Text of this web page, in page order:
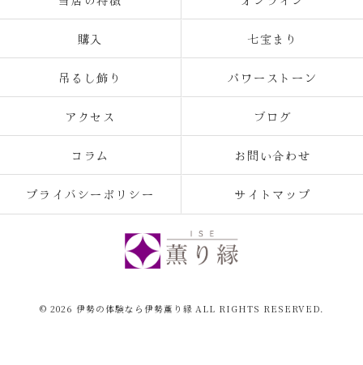
購入 七宝まり
吊るし飾り パワーストーン
アクセス ブログ
コラム お問い合わせ
プライバシーポリシー サイトマップ
© 2026 伊勢の体験なら伊勢薫り縁 ALL RIGHTS RESERVED.